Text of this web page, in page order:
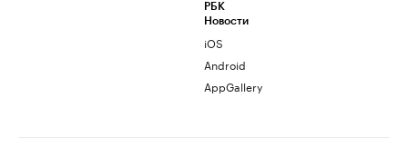
РБК
Новости
iOS
Android
AppGallery